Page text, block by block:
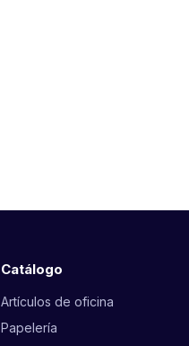
Catálogo
Artículos de oficina
Papelería